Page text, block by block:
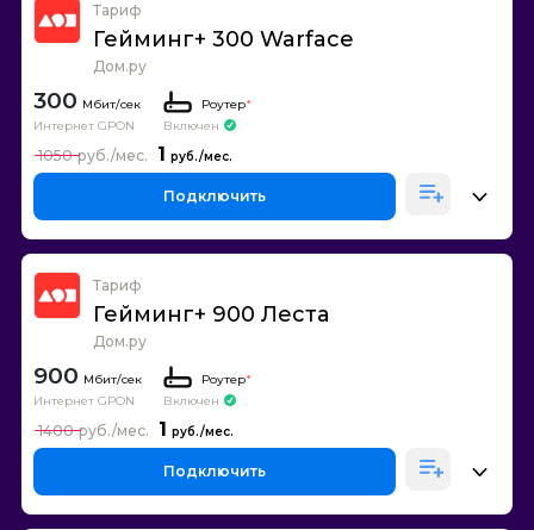
Тариф
Гейминг+ 300 Warface
Дом.ру
300
Интернет GPON
Роутер*
Включен
1
1050
Подключить
Тариф
Гейминг+ 900 Леста
Дом.ру
900
Интернет GPON
Роутер*
Включен
1
1400
Подключить